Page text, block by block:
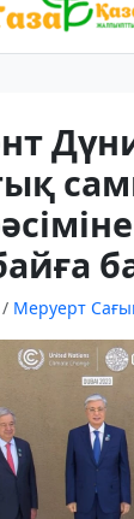
/ Меруерт